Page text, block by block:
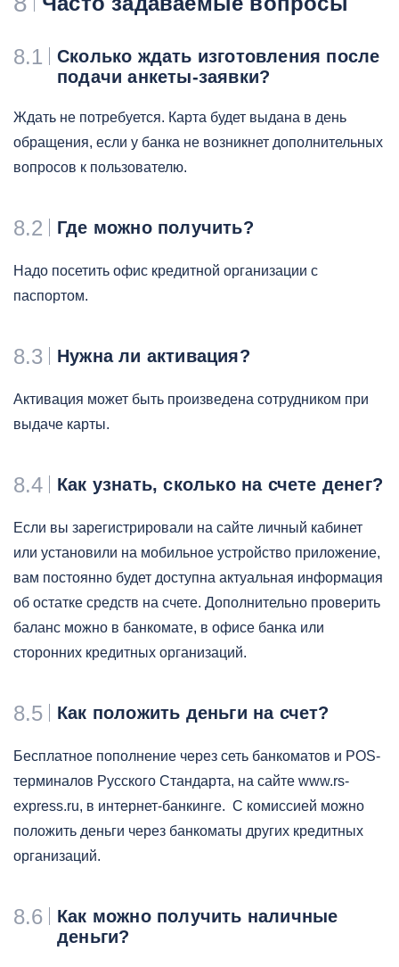
8.1
Сколько ждать изготовления после
подачи анкеты-заявки?
Ждать не потребуется. Карта будет выдана в день
обращения, если у банка не возникнет дополнительных
вопросов к пользователю.
8.2 Где можно получить?
Надо посетить офис кредитной организации с
паспортом.
8.3 Нужна ли активация?
Активация может быть произведена сотрудником при
выдаче карты.
8.4 Как узнать, сколько на счете денег?
Если вы зарегистрировали на сайте личный кабинет
или установили на мобильное устройство приложение,
вам постоянно будет доступна актуальная информация
об остатке средств на счете. Дополнительно проверить
баланс можно в банкомате, в офисе банка или
сторонних кредитных организаций.
8.5 Как положить деньги на счет?
Бесплатное пополнение через сеть банкоматов и POS-
терминалов Русского Стандарта, на сайте www.rs-
express.ru, в интернет-банкинге. С комиссией можно
положить деньги через банкоматы других кредитных
организаций.
8.6
Как можно получить наличные
деньги?